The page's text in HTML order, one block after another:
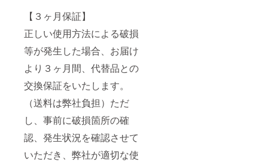
【３ヶ月保証】
正しい使用方法による破損
等が発生した場合、お届け
より３ヶ月間、代替品との
交換保証をいたします。
（送料は弊社負担）ただ
し、事前に破損箇所の確
認、発生状況を確認させて
いただき、弊社が適切な使